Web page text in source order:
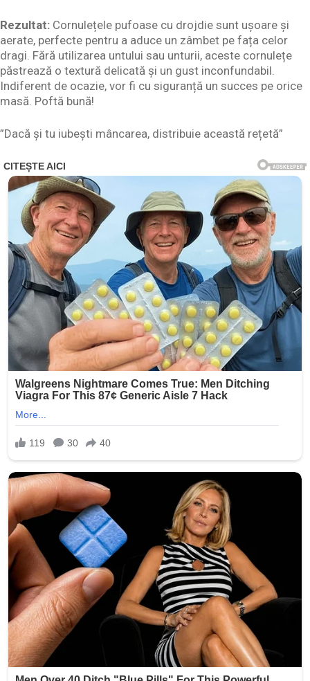
Rezultat: Cornulețele pufoase cu drojdie sunt ușoare și
aerate, perfecte pentru a aduce un zâmbet pe fața celor
dragi. Fără utilizarea untului sau unturii, aceste cornulețe
păstrează o textură delicată și un gust inconfundabil.
Indiferent de ocazie, vor fi cu siguranță un succes pe orice
masă. Poftă bună!
”Dacă și tu iubești mâncarea, distribuie această rețetă”